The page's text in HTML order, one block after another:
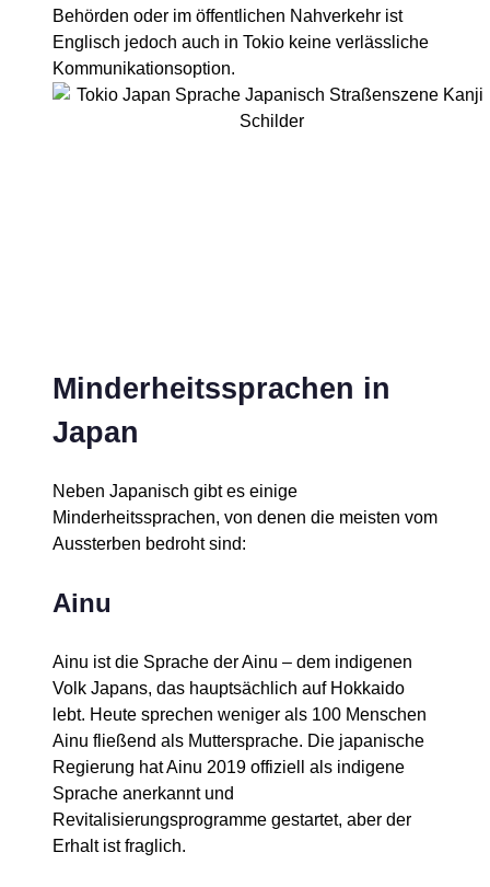
Behörden oder im öffentlichen Nahverkehr ist
Englisch jedoch auch in Tokio keine verlässliche
Kommunikationsoption.
Minderheitssprachen in
Japan
Neben Japanisch gibt es einige
Minderheitssprachen, von denen die meisten vom
Aussterben bedroht sind:
Ainu
Ainu ist die Sprache der Ainu – dem indigenen
Volk Japans, das hauptsächlich auf Hokkaido
lebt. Heute sprechen weniger als 100 Menschen
Ainu fließend als Muttersprache. Die japanische
Regierung hat Ainu 2019 offiziell als indigene
Sprache anerkannt und
Revitalisierungsprogramme gestartet, aber der
Erhalt ist fraglich.